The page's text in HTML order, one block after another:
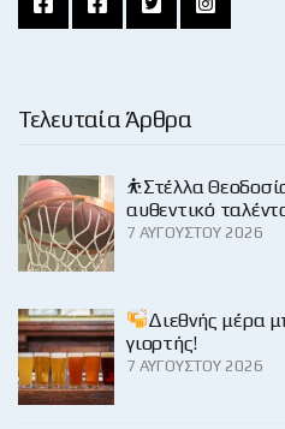
Τελευταία Άρθρα
⛹️Στέλλα
αυθεντικό
7 ΑΥΓΟΎΣΤΟΥ 2026
Διεθνής μέρα
γιορτής!
7 ΑΥΓΟΎΣΤΟΥ 2026